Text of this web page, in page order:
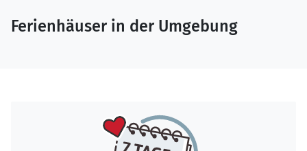
Ferienhäuser in der Umgebung